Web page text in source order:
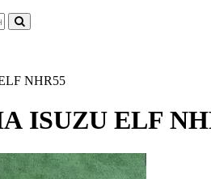
NHR55
ISUZU ELF